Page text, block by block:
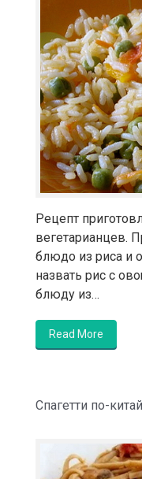
Рецепт
вегетарианцев.
блюдо из риса и
назвать рис с
блюду из…
Read More
Спагетти по-